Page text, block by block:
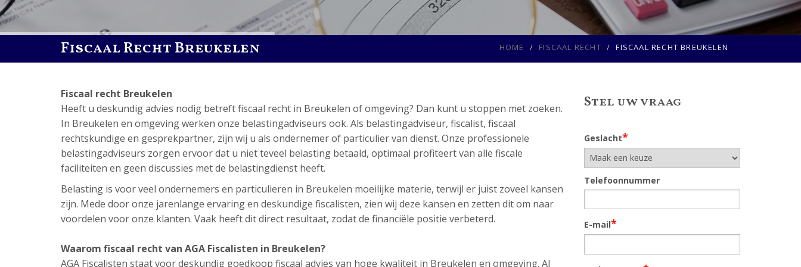
Fiscaal Recht Breukelen HOME FISCAAL RECHT FISCAAL RECHT BREUKELEN
Fiscaal recht Breukelen
Heeft u deskundig advies nodig betreft fiscaal recht in Breukelen of omgeving? Dan kunt u stoppen met zoeken.
In Breukelen en omgeving werken onze belastingadviseurs ook. Als belastingadviseur, fiscalist, fiscaal
rechtskundige en gesprekpartner, zijn wij u als ondernemer of particulier van dienst. Onze professionele
belastingadviseurs zorgen ervoor dat u niet teveel belasting betaald, optimaal profiteert van alle fiscale
faciliteiten en geen discussies met de belastingdienst heeft.
Belasting is voor veel ondernemers en particulieren in Breukelen moeilijke materie, terwijl er juist zoveel kansen
zijn. Mede door onze jarenlange ervaring en deskundige fiscalisten, zien wij deze kansen en zetten dit om naar
voordelen voor onze klanten. Vaak heeft dit direct resultaat, zodat de financiële positie verbeterd.
Waarom fiscaal recht van AGA Fiscalisten in Breukelen?
AGA Fiscalisten staat voor deskundig goedkoop fiscaal advies van hoge kwaliteit in Breukelen en omgeving. Al
Stel uw vraag
Geslacht*
Telefoonnummer
E-mail*